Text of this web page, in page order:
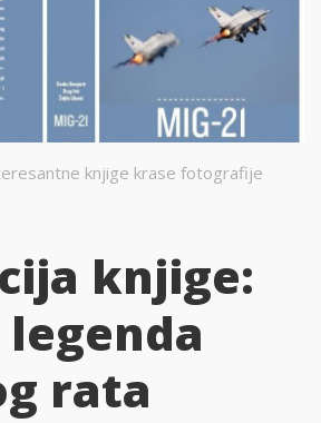
knjige krase fotografije
knjige:
legenda
rata